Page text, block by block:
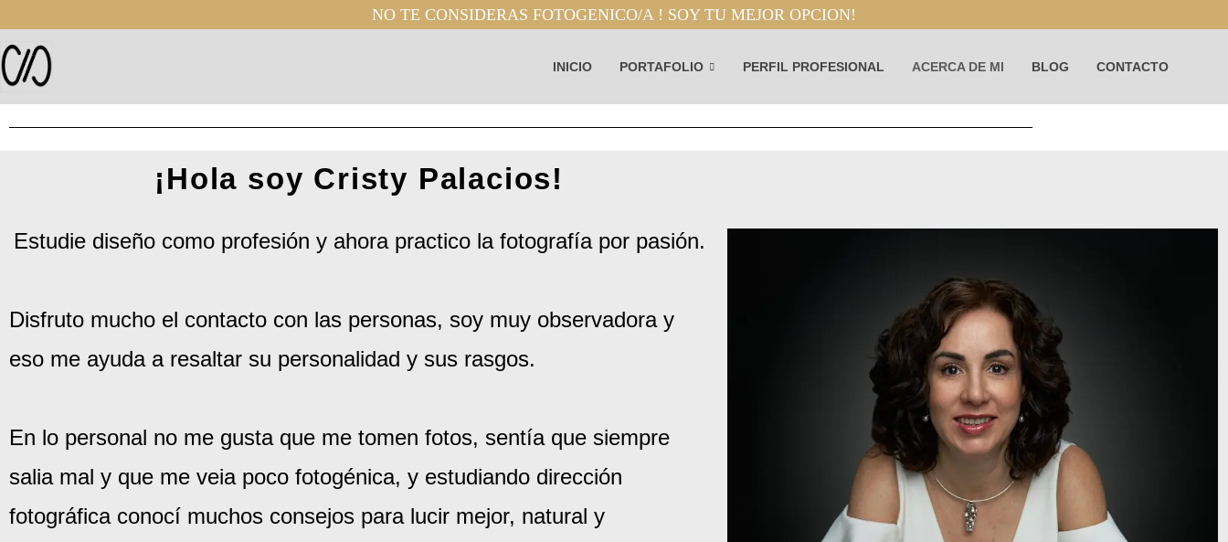
NO TE CONSIDERAS FOTOGENICO/A ! SOY TU MEJOR OPCION!
INICIO PORTAFOLIO PERFIL PROFESIONAL ACERCA DE MI BLOG CONTACTO
¡Hola soy Cristy Palacios!
Estudie diseño como profesión y ahora practico la fotografía por pasión.
Disfruto mucho el contacto con las personas, soy muy observadora y
eso me ayuda a resaltar su personalidad y sus rasgos.
En lo personal no me gusta que me tomen fotos, sentía que siempre
salia mal y que me veia poco fotogénica, y estudiando dirección
fotográfica conocí muchos consejos para lucir mejor, natural y